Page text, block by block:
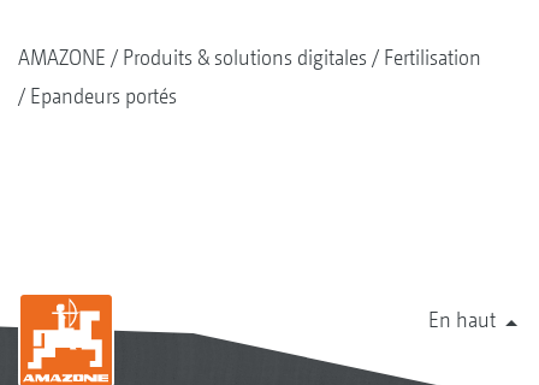
AMAZONE Produits & solutions digitales
Fertilisation
Epandeurs portés
En haut